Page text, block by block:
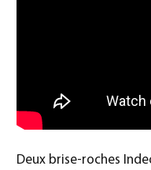
Deux brise-roches